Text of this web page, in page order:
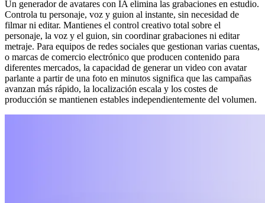
Un generador de avatares con IA elimina las grabaciones en estudio.
Controla tu personaje, voz y guion al instante, sin necesidad de
filmar ni editar. Mantienes el control creativo total sobre el
personaje, la voz y el guion, sin coordinar grabaciones ni editar
metraje. Para equipos de redes sociales que gestionan varias cuentas,
o marcas de comercio electrónico que producen contenido para
diferentes mercados, la capacidad de generar un video con avatar
parlante a partir de una foto en minutos significa que las campañas
avanzan más rápido, la localización escala y los costes de
producción se mantienen estables independientemente del volumen.